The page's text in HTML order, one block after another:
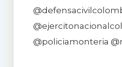
@policiamonteria